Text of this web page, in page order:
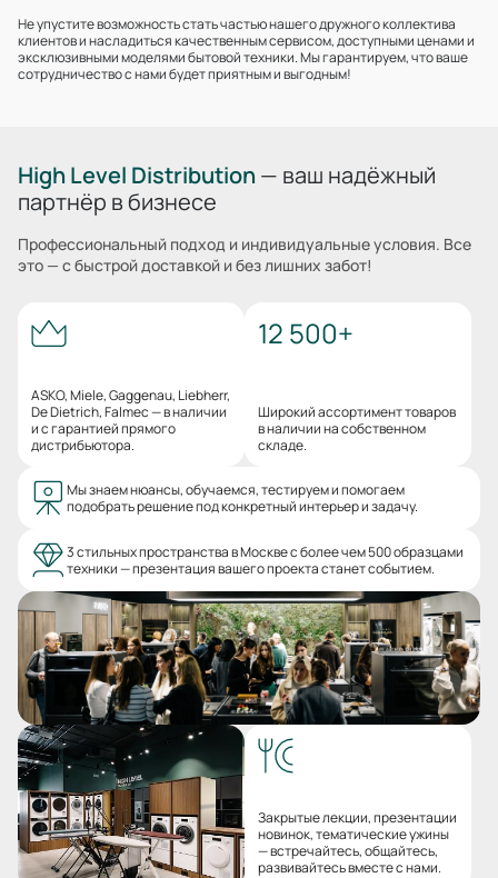
Не упустите возможность стать частью нашего дружного коллектива
клиентов и насладиться качественным сервисом, доступными ценами и
эксклюзивными моделями бытовой техники. Мы гарантируем, что ваше
сотрудничество с нами будет приятным и выгодным!
High Level Distribution — ваш надёжный
партнёр в бизнесе
Профессиональный подход и индивидуальные условия. Все
это — с быстрой доставкой и без лишних забот!
ASKO, Miele, Gaggenau, Liebherr,
De Dietrich, Falmec — в наличии
и с гарантией прямого
дистрибьютора.
12 500+
Широкий ассортимент товаров
в наличии на собственном
складе.
Мы знаем нюансы, обучаемся, тестируем и помогаем
подобрать решение под конкретный интерьер и задачу.
3 стильных пространства в Москве с более чем 500 образцами
техники — презентация вашего проекта станет событием.
Закрытые лекции, презентации
новинок, тематические ужины
— встречайтесь, общайтесь,
развивайтесь вместе с нами.